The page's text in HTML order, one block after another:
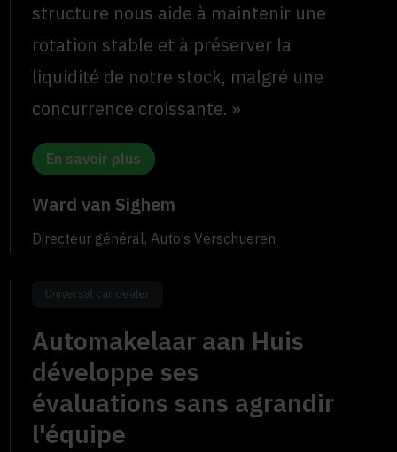
structure nous aide à maintenir une
rotation stable et à préserver la
liquidité de notre stock, malgré une
concurrence croissante. »
En savoir plus
Ward van Sighem
Directeur général, Auto’s Verschueren
Universal car dealer
Automakelaar aan Huis
développe ses
évaluations sans agrandir
l'équipe